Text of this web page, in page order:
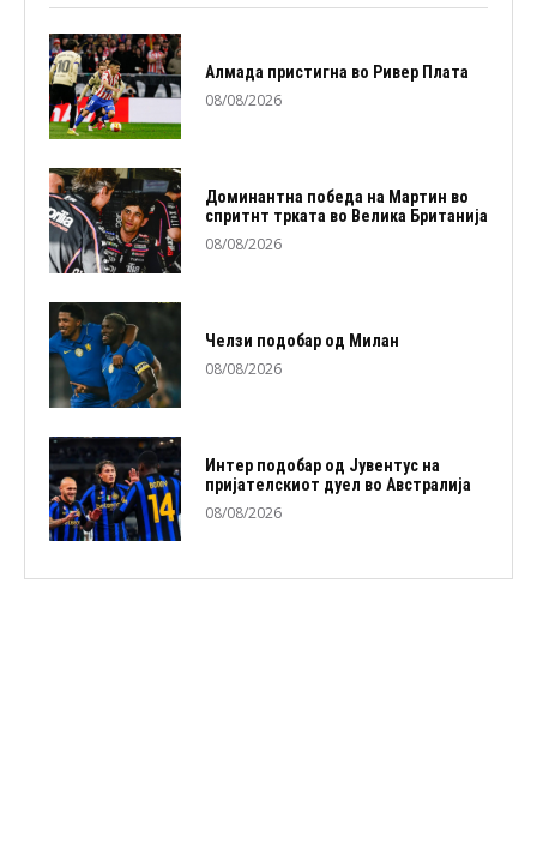
Алмада пристигна во Ривер Плата
08/08/2026
Доминантна победа на Мартин во
спритнт трката во Велика Британија
08/08/2026
Челзи подобaр од Милан
08/08/2026
Интер подобар од Јувентус на
пријателскиот дуел во Австралија
08/08/2026